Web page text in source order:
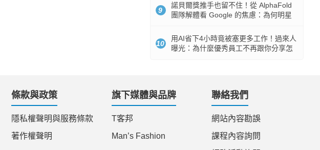
9
諾貝爾獎推手也留不住！從 AlphaFold
團隊解體看 Google 的焦慮：為何明星
10
用AI省下4小時竟被塞更多工作！過來人
曝光：為什麼優秀員工不再跟你分享怎
條款與政策
隱私權聲明與服務條款
著作權聲明
旗下媒體與品牌
T客邦
Man’s Fashion
聯絡我們
網站內容勘誤
課程內容詢問